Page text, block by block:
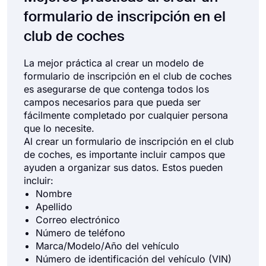
formulario de inscripción en el
club de coches
La mejor práctica al crear un modelo de
formulario de inscripción en el club de coches
es asegurarse de que contenga todos los
campos necesarios para que pueda ser
fácilmente completado por cualquier persona
que lo necesite.
Al crear un formulario de inscripción en el club
de coches, es importante incluir campos que
ayuden a organizar sus datos. Estos pueden
incluir:
Nombre
Apellido
Correo electrónico
Número de teléfono
Marca/Modelo/Año del vehículo
Número de identificación del vehículo (VIN)